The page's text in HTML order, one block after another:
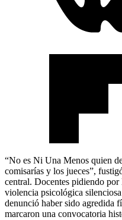
“No es Ni Una Menos quien
comisarías y los jueces”,
central. Docentes pidiendo
violencia psicológica
denunció haber sido agredida
marcaron una convocatoria